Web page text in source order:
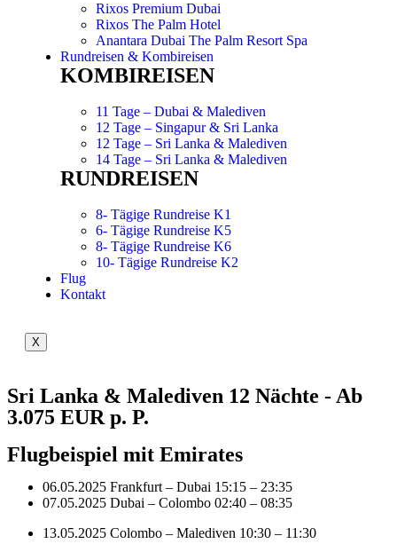
Rixos Premium Dubai
Rixos The Palm Hotel
Anantara Dubai The Palm Resort Spa
Rundreisen & Kombireisen
KOMBIREISEN
11 Tage – Dubai & Malediven
12 Tage – Singapur & Sri Lanka
12 Tage – Sri Lanka & Malediven
14 Tage – Sri Lanka & Malediven
RUNDREISEN
8- Tägige Rundreise K1
6- Tägige Rundreise K5
8- Tägige Rundreise K6
10- Tägige Rundreise K2
Flug
Kontakt
X
Sri Lanka & Malediven 12 Nächte - Ab
3.075 EUR p. P.
Flugbeispiel mit Emirates
06.05.2025 Frankfurt – Dubai 15:15 – 23:35
07.05.2025 Dubai – Colombo 02:40 – 08:35
13.05.2025 Colombo – Malediven 10:30 – 11:30